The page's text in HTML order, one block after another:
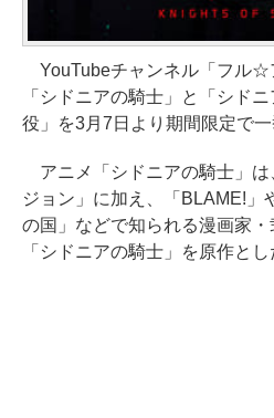
YouTubeチャンネル「フル☆
「シドニアの騎士」と「シド
役」を3月7日より期間限定で一
アニメ「シドニアの騎士」は
ジョン」に加え、「BLAME!」
の国」などで知られる漫画家
「シドニアの騎士」を原作と